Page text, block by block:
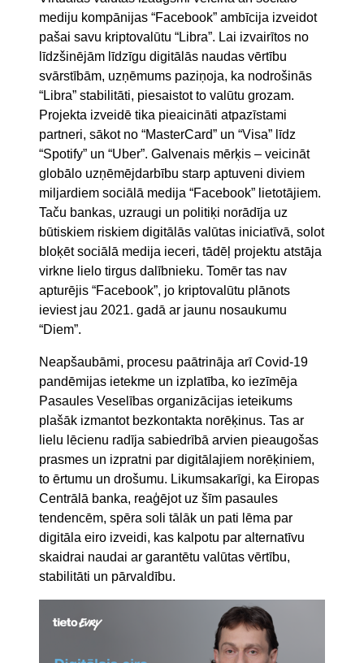
mediju kompānijas “Facebook” ambīcija izveidot
pašai savu kriptovalūtu “Libra”. Lai izvairītos no
līdzšinējām līdzīgu digitālās naudas vērtību
svārstībām, uzņēmums paziņoja, ka nodrošinās
“Libra” stabilitāti, piesaistot to valūtu grozam.
Projekta izveidē tika pieaicināti atpazīstami
partneri, sākot no “MasterCard” un “Visa” līdz
“Spotify” un “Uber”. Galvenais mērķis – veicināt
globālo uzņēmējdarbību starp aptuveni diviem
miljardiem sociālā medija “Facebook” lietotājiem.
Taču bankas, uzraugi un politiķi norādīja uz
būtiskiem riskiem digitālās valūtas iniciatīvā, solot
bloķēt sociālā medija ieceri, tādēļ projektu atstāja
virkne lielo tirgus dalībnieku. Tomēr tas nav
apturējis “Facebook”, jo kriptovalūtu plānots
ieviest jau 2021. gadā ar jaunu nosaukumu
“Diem”.
Neapšaubāmi, procesu paātrināja arī Covid-19
pandēmijas ietekme un izplatība, ko iezīmēja
Pasaules Veselības organizācijas ieteikums
plašāk izmantot bezkontakta norēķinus. Tas ar
lielu lēcienu radīja sabiedrībā arvien pieaugošas
prasmes un izpratni par digitālajiem norēķiniem,
to ērtumu un drošumu. Likumsakarīgi, ka Eiropas
Centrālā banka, reaģējot uz šīm pasaules
tendencēm, spēra soli tālāk un pati lēma par
digitāla eiro izveidi, kas kalpotu par alternatīvu
skaidrai naudai ar garantētu valūtas vērtību,
stabilitāti un pārvaldību.